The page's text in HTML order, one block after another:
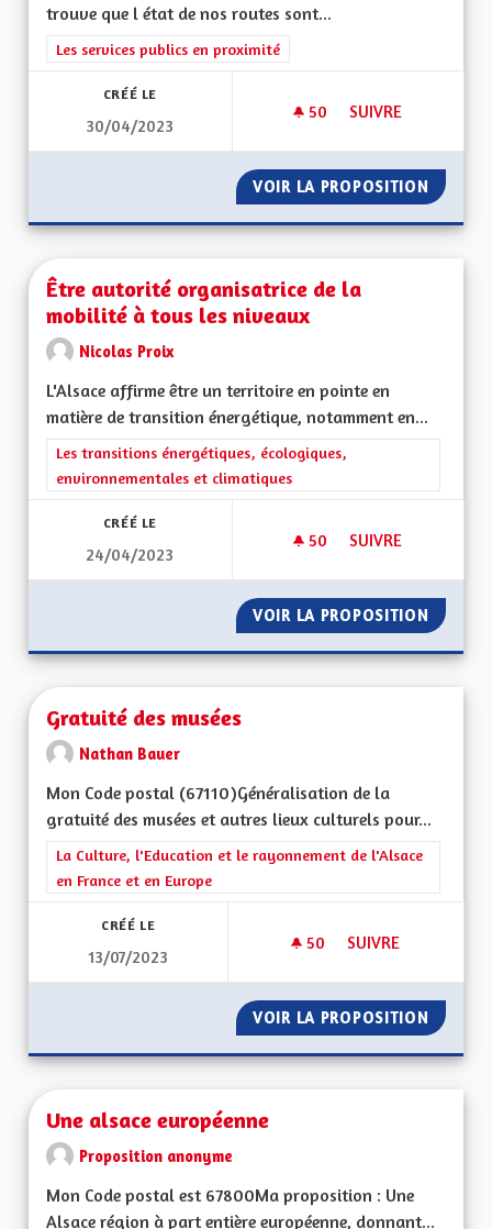
trouve que l état de nos routes sont...
Filtrer les résultats de la catégorie : Les services publics en
Les services publics en proximité
CRÉÉ LE
30/04/2023
50 50 ABONNÉS
SUIVRE
VOIR LA PROPOSITION ÉTAT
Être autorité organisatrice de la
mobilité à tous les niveaux
Nicolas Proix
L'Alsace affirme être un territoire en pointe en
matière de transition énergétique, notamment en...
Filtrer les résultats de la catégorie : Les transitions
Les transitions énergétiques, écologiques,
environnementales et climatiques
CRÉÉ LE
24/04/2023
50 50 ABONNÉS
SUIVRE
VOIR LA PROPOSITION ÊTRE
Gratuité des musées
Nathan Bauer
Mon Code postal (67110)Généralisation de la
gratuité des musées et autres lieux culturels pour...
Filtrer les résultats de la catégorie : La Culture, l'Education et
La Culture, l'Education et le rayonnement de l'Alsace
en France et en Europe
CRÉÉ LE
13/07/2023
50 50 ABONNÉS
SUIVRE
VOIR LA PROPOSITION
Une alsace européenne
Proposition anonyme
Mon Code postal est 67800Ma proposition : Une
Alsace région à part entière européenne, donnant...